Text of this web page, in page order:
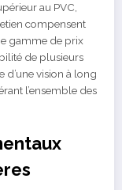
au PVC,
compensent
gamme de prix
de plusieurs
d’une vision à long
l’ensemble des